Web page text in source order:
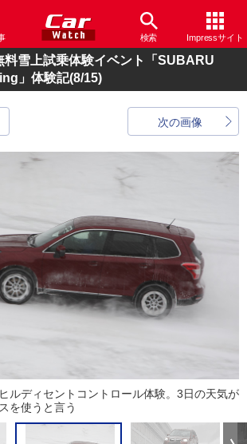
検索 Impressサイト
料雪上試乗体験イベント「SUBARU
」体験記(8/15)
次の画像
ルディセントコントロール体験。3日の天気が
を使うと言う